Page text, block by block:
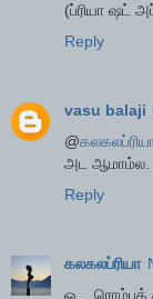
(ப்ரியா ஷட்
Reply
vasu balaji
@
அட ஆமாம்ல.
Reply
கலகலப்ரியா
ஓ... ரொம்பக்